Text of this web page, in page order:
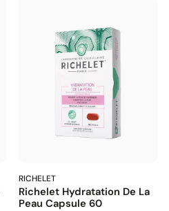
RICHELET
Richelet Hydratation De La
Peau Capsule 60